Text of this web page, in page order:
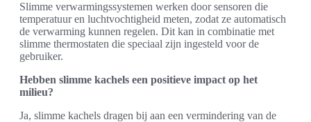
Slimme verwarmingssystemen werken door sensoren die
temperatuur en luchtvochtigheid meten, zodat ze automatisch
de verwarming kunnen regelen. Dit kan in combinatie met
slimme thermostaten die speciaal zijn ingesteld voor de
gebruiker.
Hebben slimme kachels een positieve impact op het
milieu?
Ja, slimme kachels dragen bij aan een vermindering van de